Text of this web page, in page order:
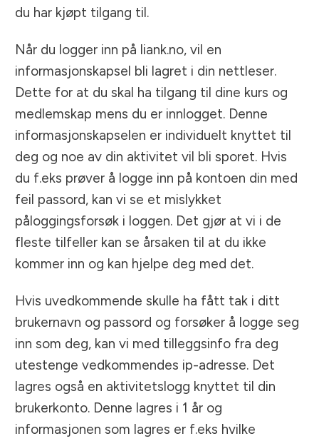
du har kjøpt tilgang til.
Når du logger inn på liank.no, vil en
informasjonskapsel bli lagret i din nettleser.
Dette for at du skal ha tilgang til dine kurs og
medlemskap mens du er innlogget. Denne
informasjonskapselen er individuelt knyttet til
deg og noe av din aktivitet vil bli sporet. Hvis
du f.eks prøver å logge inn på kontoen din med
feil passord, kan vi se et mislykket
påloggingsforsøk i loggen. Det gjør at vi i de
fleste tilfeller kan se årsaken til at du ikke
kommer inn og kan hjelpe deg med det.
Hvis uvedkommende skulle ha fått tak i ditt
brukernavn og passord og forsøker å logge seg
inn som deg, kan vi med tilleggsinfo fra deg
utestenge vedkommendes ip-adresse. Det
lagres også en aktivitetslogg knyttet til din
brukerkonto. Denne lagres i 1 år og
informasjonen som lagres er f.eks hvilke